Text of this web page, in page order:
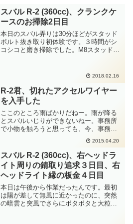
スバル R-2 (360cc)、クランクケ
ースのお掃除2日目
本日のスバル弄りは30分ほどがスタッド
ボルト抜き取り初体験です。３時間がシ
コシコと磨き掃除でした。M8スタッドボ
クランクケースをひたすら掃除していろ
んなことが発覚します。鋳物整形のバリ
が酷いです。バリで指を切りました。ず
ーっと磨き掃除して時間終了です。まだ
まだ掃除は続きます。
2018.02.16
R-2君、切れたアクセルワイヤー
を入手した
ここのところ雨ばかりだねー。雨が降る
とスバルいじりができないねー。事務所
で小物を触ろうと思っても、今、事務所
にはいろいろと仕事のものが満載して、
スバルの汚い物を卓上に広げることがで
きないのよねー。ということで、スバル
いじりはできないままなの...
2015.04.20
スバル R-2 (360cc)、右ヘッドラ
イト周りの錆取り追求３日目、右
ヘッドライト縁の板金４日目
本日は午後から作業だったんです。最初
は陽が差して無風に近かったのに、突然
の暗雲と突風でさらにボタボタと大粒の